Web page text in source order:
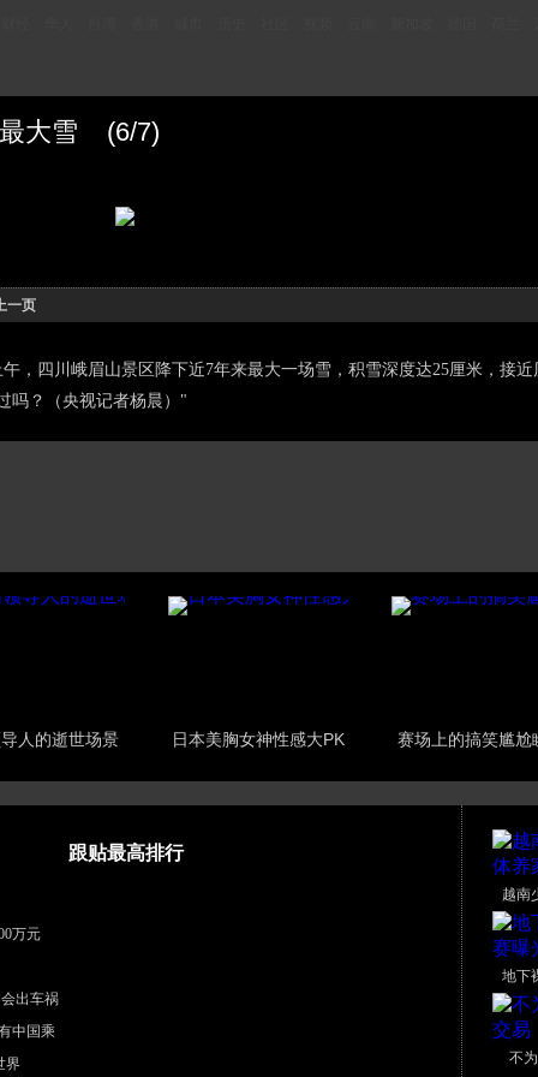
最大雪 (6/7)
一页
四川峨眉山景区降下近7年来最大一场雪，积雪深度达25厘米，接近
吗？（央视记者杨晨）"
人的逝世场景 日本美胸女神性感大PK 赛场上的搞笑尴尬
跟贴最高排行
万元
出车祸
中国乘
界
越南
地下
不